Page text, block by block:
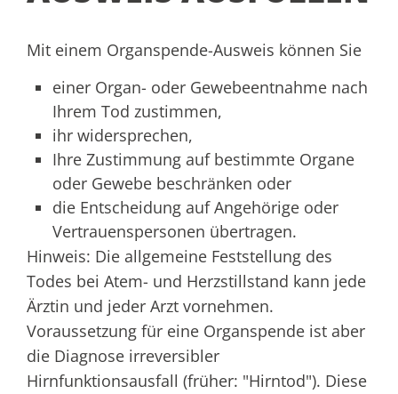
Mit einem Organspende-Ausweis können Sie
einer Organ- oder Gewebeentnahme nach
Ihrem Tod zustimmen,
ihr widersprechen,
Ihre Zustimmung auf bestimmte Organe
oder Gewebe beschränken oder
die Entscheidung auf Angehörige oder
Vertrauenspersonen übertragen.
Hinweis: Die allgemeine Feststellung des
Todes bei Atem- und Herzstillstand kann jede
Ärztin und jeder Arzt vornehmen.
Voraussetzung für eine Organspende ist aber
die Diagnose irreversibler
Hirnfunktionsausfall (früher: "Hirntod"). Diese